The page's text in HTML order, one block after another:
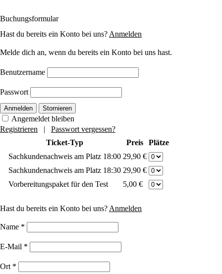
Buchungsformular
Hast du bereits ein Konto bei uns? Anmelden
Melde dich an, wenn du bereits ein Konto bei uns hast.
Benutzername
Passwort
Anmelden Stornieren
Angemeldet bleiben
Registrieren
|
Passwort vergessen?
Ticket-Typ
Preis
Plätze
Sachkundenachweis am Platz 18:00 29,90 €
Sachkundenachweis am Platz 18:30 29,90 €
Vorbereitungspaket für den Test
5,00 €
Hast du bereits ein Konto bei uns? Anmelden
Name *
E-Mail *
Ort *